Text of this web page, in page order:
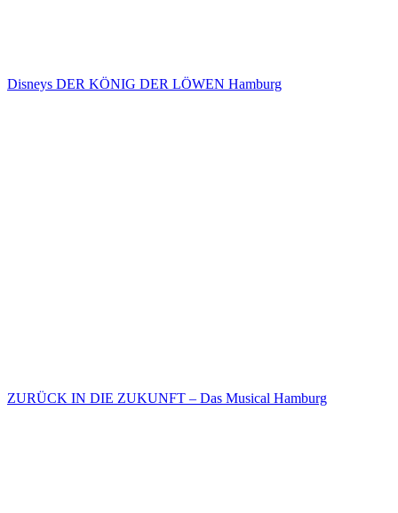
Disneys DER KÖNIG DER LÖWEN Hamburg
ZURÜCK IN DIE ZUKUNFT – Das Musical Hamburg